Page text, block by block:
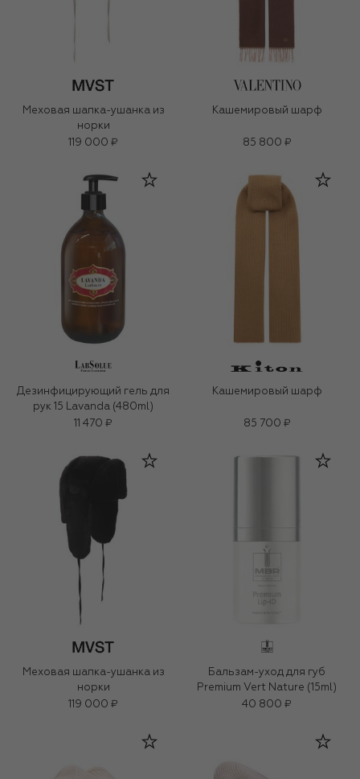
Меховая шапка-ушанка из
норки
119 000 ₽
Кашемировый шарф
85 800 ₽
Дезинфицирующий гель для
рук 15 Lavanda (480ml)
11 470 ₽
Кашемировый шарф
85 700 ₽
Меховая шапка-ушанка из
норки
119 000 ₽
Бальзам-уход для губ
Premium Vert Nature (15ml)
40 800 ₽